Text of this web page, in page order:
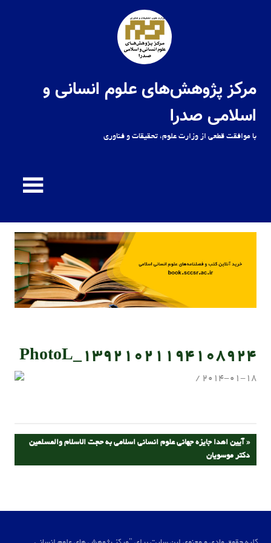
مرکز پژوهش‌های علوم انسانی و
اسلامی صدرا
با موافقت قطعی از وزارت علوم، تحقیقات و فناوری
13921021194108924_PhotoL
2014-01-18
راهبری
نوشته
PREVIOUS
POST:
آیین اهدا جایزه جهانی علوم انسانی اسلامی به حجت الاسلام والمسلمین
دکتر موسویان